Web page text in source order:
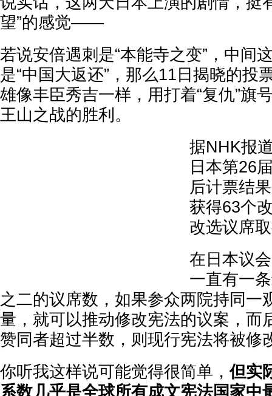
望”的感觉——
若说安倍遇刺是“本能寺之变”，中间
是“中国大返还”，那么11日揭晓的投
雄像丰臣秀吉一样，用打着“复仇”旗
王山之战的胜利。
据NHK报
日本第26
后计票结
获得63个
改选议席
在日本议
一直有一
之二的议席数，如果参众两院持同一
量，就可以推动修改宪法的议案，而
赞同者超过半数，则现行宪法将被修
你听我这样说可能觉得很简单，但实
系数几乎是全球所有成文宪法国家中